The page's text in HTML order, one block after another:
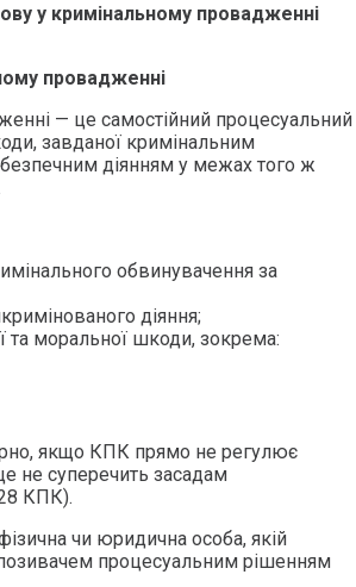
у кримінальному провадженні
провадженні
— це самостійний процесуальний
завданої кримінальним
діянням у межах того ж
обвинувачення за
діяння;
та моральної шкоди, зокрема:
якщо КПК прямо не регулює
не суперечить засадам
КПК).
чи юридична особа, якій
процесуальним рішенням